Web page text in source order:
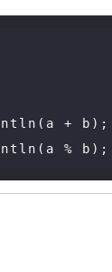
+ b);
% b);